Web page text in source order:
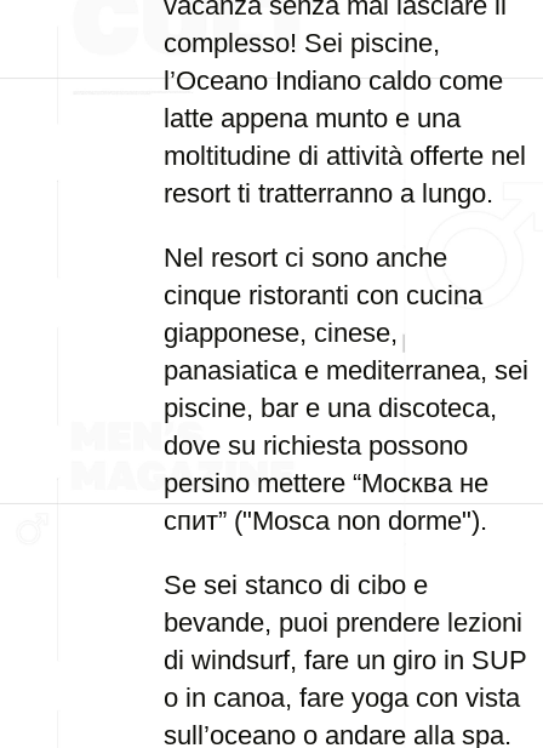
complesso! Sei piscine,
l’Oceano Indiano caldo come
latte appena munto e una
moltitudine di attività offerte nel
resort ti tratterranno a lungo.
Nel resort ci sono anche
cinque ristoranti con cucina
giapponese, cinese,
panasiatica e mediterranea, sei
piscine, bar e una discoteca,
dove su richiesta possono
persino mettere “Москва не
спит” ("Mosca non dorme").
Se sei stanco di cibo e
bevande, puoi prendere lezioni
di windsurf, fare un giro in SUP
o in canoa, fare yoga con vista
sull’oceano o andare alla spa.